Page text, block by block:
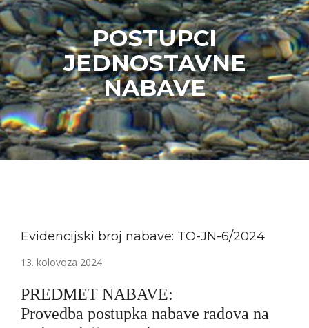
POSTUPCI
JEDNOSTAVNE
NABAVE
Evidencijski broj nabave: TO-JN-6/2024
13. kolovoza 2024.
PREDMET NABAVE:
Provedba postupka nabave radova na